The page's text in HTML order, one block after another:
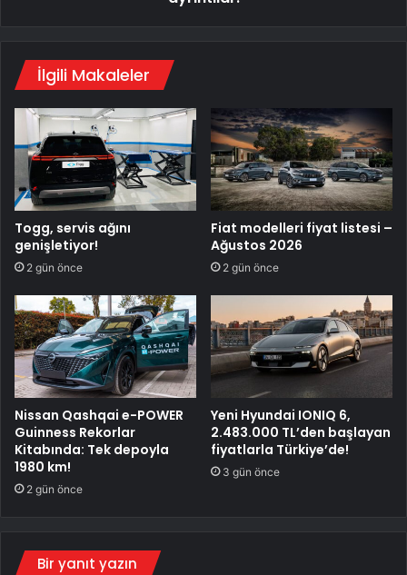
İlgili Makaleler
Togg, servis ağını
genişletiyor!
2 gün önce
Fiat modelleri fiyat listesi –
Ağustos 2026
2 gün önce
Nissan Qashqai e-POWER
Guinness Rekorlar
Kitabında: Tek depoyla
1980 km!
2 gün önce
Yeni Hyundai IONIQ 6,
2.483.000 TL’den başlayan
fiyatlarla Türkiye’de!
3 gün önce
Bir yanıt yazın